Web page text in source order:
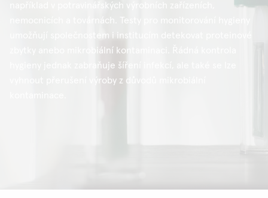
například v potravinářských výrobních zařízeních,
nemocnicích a továrnách. Testy pro monitorování hygieny
umožňují společnostem i institucím detekovat proteinové
zbytky anebo mikrobiální kontaminaci. Řádná kontrola
hygieny jednak zabraňuje šíření infekcí, ale také se lze
vyhnout přerušení výroby z důvodů mikrobiální